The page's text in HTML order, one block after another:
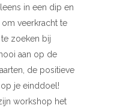
in een dip en
veerkracht te
zoeken bij
aan op de
de positieve
je einddoel!
workshop het